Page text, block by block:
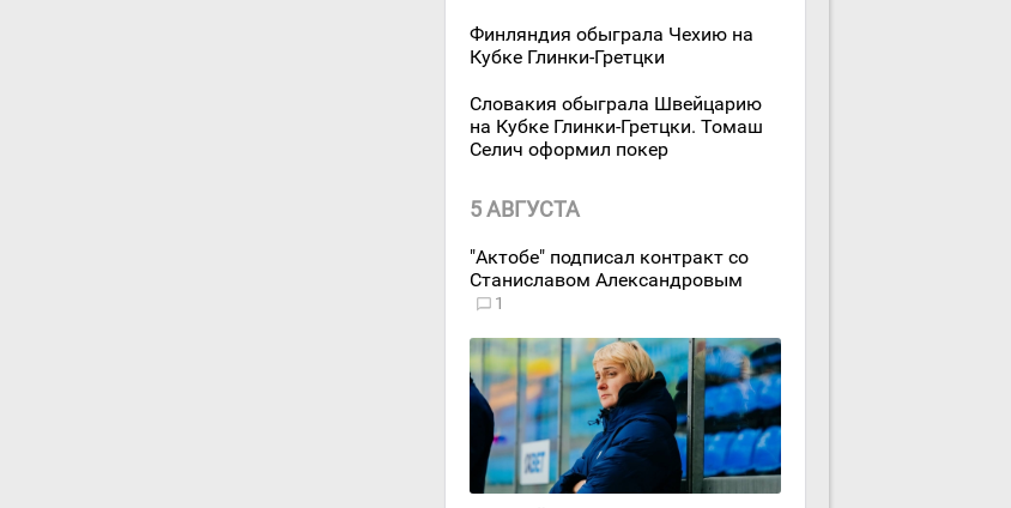
Финляндия обыграла Чехию на
Кубке Глинки-Гретцки
Словакия обыграла Швейцарию
на Кубке Глинки-Гретцки. Томаш
Селич оформил покер
5 АВГУСТА
"Актобе" подписал контракт со
Станиславом Александровым
1